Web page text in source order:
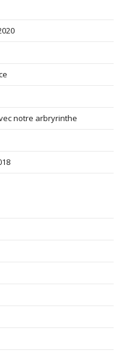
notre arbryrinthe